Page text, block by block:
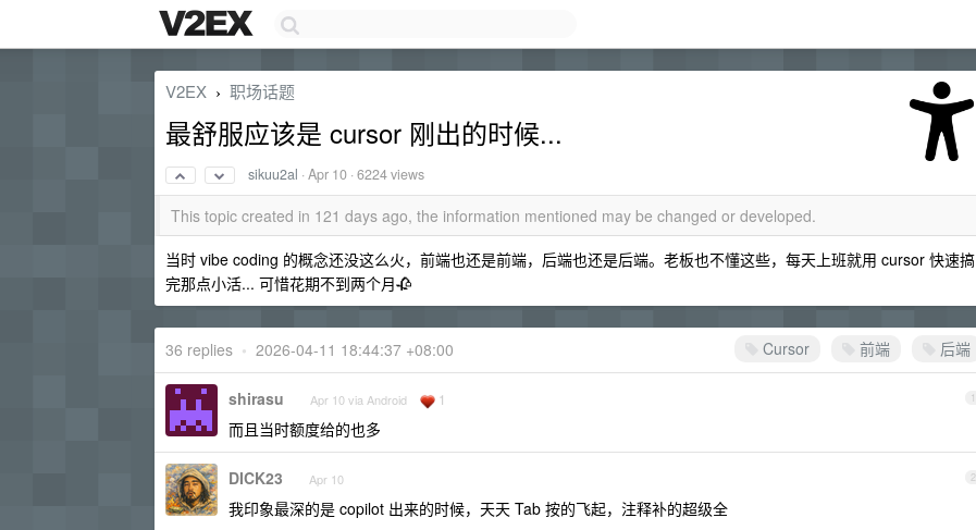
V2EX › 职场话题
最舒服应该是 cursor 刚出的时候...
sikuu2al ·Apr 10 · 6224 views
This topic created in 121 days ago, the information mentioned may be changed or developed.
当时 vibe coding 的概念还没这么火，前端也还是前端，后端也还是后端。老板也不懂这些，每天上班就用 cursor 快速搞
完那点小活... 可惜花期不到两个月🥀
Cursor 前端 后端
36 replies • 2026-04-11 18:44:37 +08:00
1
shirasu Apr 10 via Android 1
而且当时额度给的也多
2
DICK23 Apr 10
我印象最深的是 copilot 出来的时候，天天 Tab 按的飞起，注释补的超级全